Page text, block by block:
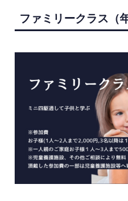
ファミリークラス（